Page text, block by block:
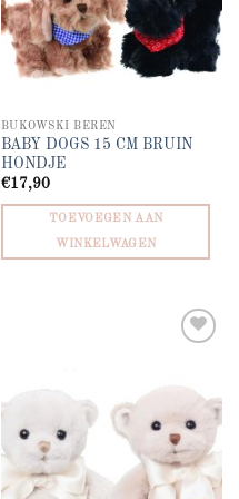
BUKOWSKI BEREN
BABY DOGS 15 CM BRUIN
HONDJE
€17,90
TOEVOEGEN AAN
WINKELWAGEN